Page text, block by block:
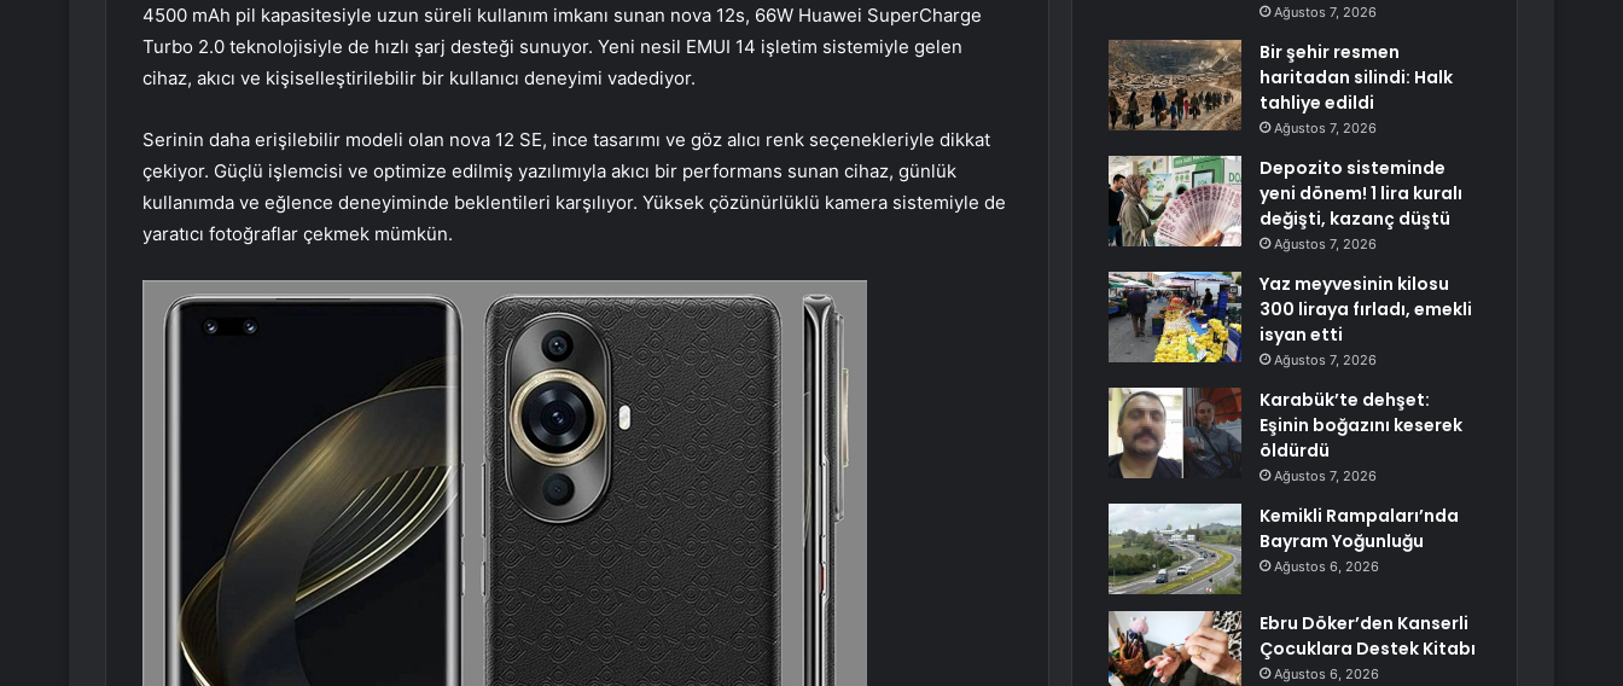
4500 mAh pil kapasitesiyle uzun süreli kullanım imkanı sunan nova 12s, 66W Huawei SuperCharge
Turbo 2.0 teknolojisiyle de hızlı şarj desteği sunuyor. Yeni nesil EMUI 14 işletim sistemiyle gelen
cihaz, akıcı ve kişiselleştirilebilir bir kullanıcı deneyimi vadediyor.
Serinin daha erişilebilir modeli olan nova 12 SE, ince tasarımı ve göz alıcı renk seçenekleriyle dikkat
çekiyor. Güçlü işlemcisi ve optimize edilmiş yazılımıyla akıcı bir performans sunan cihaz, günlük
kullanımda ve eğlence deneyiminde beklentileri karşılıyor. Yüksek çözünürlüklü kamera sistemiyle de
yaratıcı fotoğraflar çekmek mümkün.
Ağustos 7, 2026
Bir şehir resmen
haritadan silindi: Halk
tahliye edildi
Ağustos 7, 2026
Depozito sisteminde
yeni dönem! 1 lira kuralı
değişti, kazanç düştü
Ağustos 7, 2026
Yaz meyvesinin kilosu
300 liraya fırladı, emekli
isyan etti
Ağustos 7, 2026
Karabük’te dehşet:
Eşinin boğazını keserek
öldürdü
Ağustos 7, 2026
Kemikli Rampaları’nda
Bayram Yoğunluğu
Ağustos 6, 2026
Ebru Döker’den Kanserli
Çocuklara Destek Kitabı
Ağustos 6, 2026